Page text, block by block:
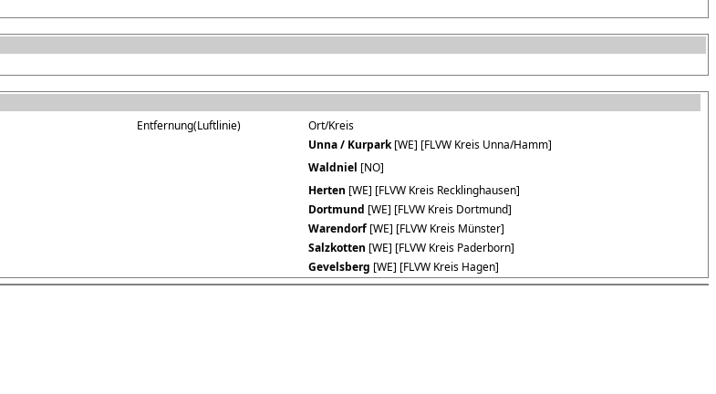
Entfernung(Luftlinie)
Ort/Kreis
Unna / Kurpark[WE] [FLVW Kreis Unna/Hamm]
Waldniel [NO]
Herten [WE] [FLVW Kreis Recklinghausen]
Dortmund [WE] [FLVW Kreis Dortmund]
Warendorf [WE] [FLVW Kreis Münster]
Salzkotten [WE] [FLVW Kreis Paderborn]
Gevelsberg [WE] [FLVW Kreis Hagen]